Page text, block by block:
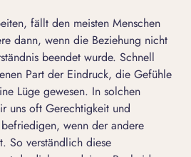
, fällt den meisten Menschen
dann, wenn die Beziehung nicht
beendet wurde. Schnell
Part der Eindruck, die Gefühle
Lüge gewesen. In solchen
uns oft Gerechtigkeit und
wenn der andere
So verständlich diese